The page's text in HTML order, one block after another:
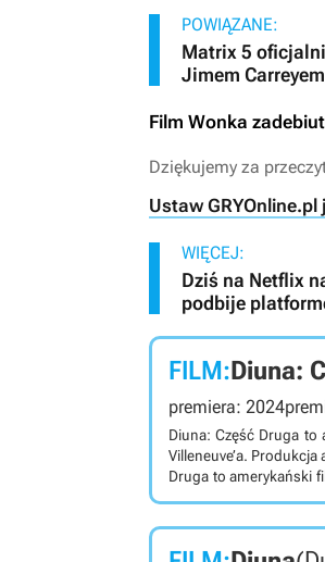
POWIĄZANE:
Matrix 5
Jimem Carreyem
Film Wonka
Dziękujemy za
Ustaw
WIĘCEJ:
Dziś na Netflix
podbije
FILM:Diuna:
premiera: 2024
Diuna: Część Druga
Villeneuve’a.
Druga to amerykański
roku i adaptuje drugą